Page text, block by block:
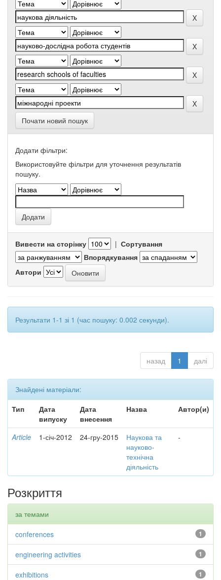
Почати новий пошук
Додати фільтри:
Використовуйте фільтри для уточнення результатів
пошуку.
Вивести на сторінку | Сортування
Впорядкування
Автори
Результати 1-1 зі 1 (час пошуку: 0.002 секунди).
назад 1 далі
Знайдені матеріали:
Тип
Дата
випуску
Дата
внесення
Назва Автор(и)
Article 1-січ-2012 24-гру-2015
Наукова та
науково-
технічна
діяльність
-
Розкриття
за темами
1
conferences
1
engineering activities
1
exhibitions